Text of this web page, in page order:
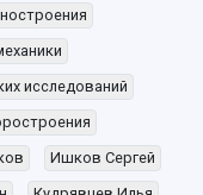
научных
исследований
Ишков Сергей